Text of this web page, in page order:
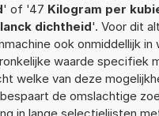
' of '47 Kilogram per
dichtheid'. Voor dit
ook onmiddellijk in
waarde specifiek
welke van deze
de omslachtige
in lange selectielijsten